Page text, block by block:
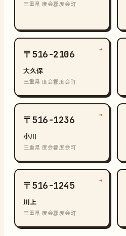
三重県 度会郡度会町
〒516-2106
大久保
三重県 度会郡度会町
→
〒516-1236
小川
三重県 度会郡度会町
→
〒516-1245
川上
三重県 度会郡度会町
→